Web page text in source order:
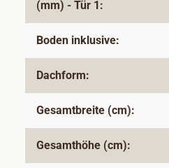
(mm) - Tür 1:
Boden inklusive:
Dachform:
Gesamtbreite (cm):
Gesamthöhe (cm):